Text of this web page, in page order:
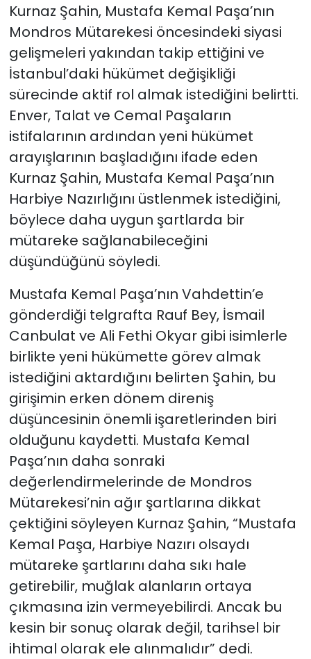
Kurnaz Şahin, Mustafa Kemal Paşa’nın
Mondros Mütarekesi öncesindeki siyasi
gelişmeleri yakından takip ettiğini ve
İstanbul’daki hükümet değişikliği
sürecinde aktif rol almak istediğini belirtti.
Enver, Talat ve Cemal Paşaların
istifalarının ardından yeni hükümet
arayışlarının başladığını ifade eden
Kurnaz Şahin, Mustafa Kemal Paşa’nın
Harbiye Nazırlığını üstlenmek istediğini,
böylece daha uygun şartlarda bir
mütareke sağlanabileceğini
düşündüğünü söyledi.
Mustafa Kemal Paşa’nın Vahdettin’e
gönderdiği telgrafta Rauf Bey, İsmail
Canbulat ve Ali Fethi Okyar gibi isimlerle
birlikte yeni hükümette görev almak
istediğini aktardığını belirten Şahin, bu
girişimin erken dönem direniş
düşüncesinin önemli işaretlerinden biri
olduğunu kaydetti. Mustafa Kemal
Paşa’nın daha sonraki
değerlendirmelerinde de Mondros
Mütarekesi’nin ağır şartlarına dikkat
çektiğini söyleyen Kurnaz Şahin, “Mustafa
Kemal Paşa, Harbiye Nazırı olsaydı
mütareke şartlarını daha sıkı hale
getirebilir, muğlak alanların ortaya
çıkmasına izin vermeyebilirdi. Ancak bu
kesin bir sonuç olarak değil, tarihsel bir
ihtimal olarak ele alınmalıdır” dedi.